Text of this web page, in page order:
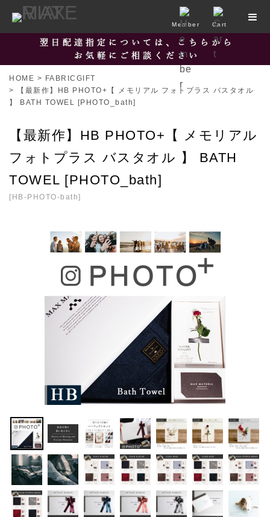
Member Cart
HOME > FABRICGIFT
>
【最新作】HB PHOTO+【 メモリアル フォトプラス バスタオル
】 BATH TOWEL [PHOTO_bath]
【最新作】HB PHOTO+【 メモリアル
フォトプラス バスタオル 】 BATH
TOWEL [PHOTO_bath]
[ HB-PHOTO-bath]